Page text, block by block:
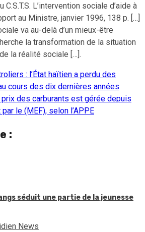
C.S.T.S. L’intervention sociale d’aide à
au Ministre, janvier 1996, 138 p. […]
va au-delà d’un mieux-être
la transformation de la situation
la réalité sociale […].
: l’État haïtien a perdu des
cours des dix dernières années
des carburants est gérée depuis
le (MEF), selon l’APPE
:
séduit une partie de la jeunesse
News